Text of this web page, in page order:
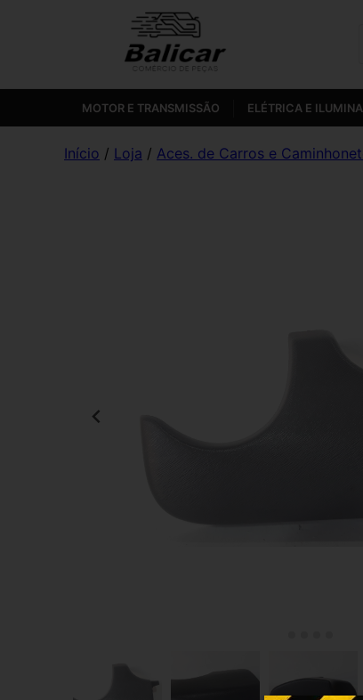
MOTOR E TRANSMISSÃO ELÉTRICA E
Início / Loja / Aces. de Carros e